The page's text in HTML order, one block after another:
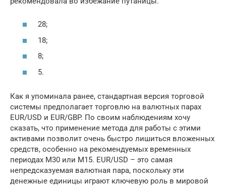
28;
18;
8;
5.
Как я упоминала ранее, стандартная версия торговой
системы предполагает торговлю на валютных парах
EUR/USD и EUR/GBP. По своим наблюдениям хочу
сказать, что применение метода для работы с этими
активами позволит очень быстро лишиться вложенных
средств, особенно на рекомендуемых временных
периодах М30 или М15. EUR/USD – это самая
непредсказуемая валютная пара, поскольку эти
денежные единицы играют ключевую роль в мировой